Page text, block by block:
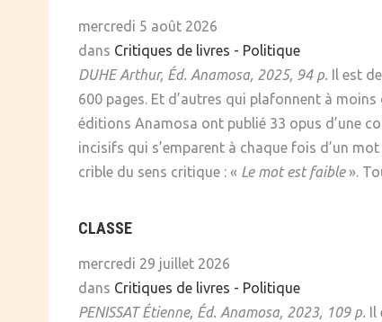
SOCIÉTÉ
CULTURE
mercredi 5 août 2026
dans Critiques de livres - Politique
DUHE Arthur, Éd. Anamosa, 2025, 94 p. Il est
600 pages. Et d’autres qui plafonnent à moins
éditions Anamosa ont publié 33 opus d’une
incisifs qui s’emparent à chaque fois d’un
crible du sens critique : « Le mot est faible».
CLASSE
mercredi 29 juillet 2026
dans Critiques de livres - Politique
PENISSAT Étienne, Éd. Anamosa, 2023, 109 p.